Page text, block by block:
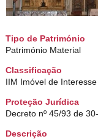
Tipo de Património
Património Material
Classificação
IIM Imóvel de
Proteção Jurídica
Decreto nº 45/93 de
Descrição